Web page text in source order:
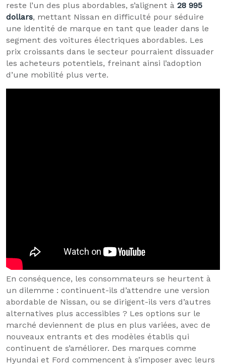
reste l’un des plus abordables, s’alignent à 28 995
dollars, mettant Nissan en difficulté pour séduire
une identité de marque en tant que leader dans le
segment des voitures électriques abordables. Les
prix croissants dans le secteur pourraient dissuader
les acheteurs potentiels, freinant ainsi l’adoption
d’une mobilité plus verte.
En conséquence, les consommateurs se heurtent à
un dilemme : continuent-ils d’attendre une version
abordable de Nissan, ou se dirigent-ils vers d’autres
alternatives plus accessibles ? Les options sur le
marché deviennent de plus en plus variées, avec de
nouveaux entrants et des modèles établis qui
continuent de s’améliorer. Des marques comme
Hyundai et Ford commencent à s’imposer avec leurs